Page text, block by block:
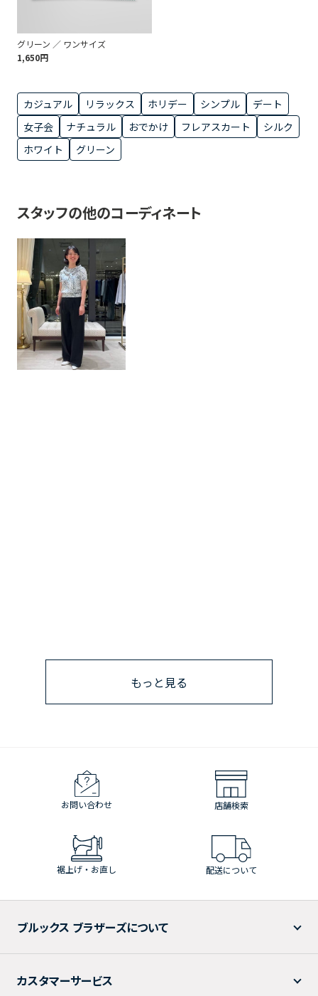
グリーン ／ ワンサイズ
1,650円
カジュアル リラックス ホリデー シンプル
デート
女子会
ナチュラル おでかけ フレアスカート
シルク
ホワイト
グリーン
スタッフの他のコーディネート
もっと見る
お問い合わせ 店舗検索
裾上げ・お直し 配送について
ブルックス ブラザーズについて
カスタマーサービス